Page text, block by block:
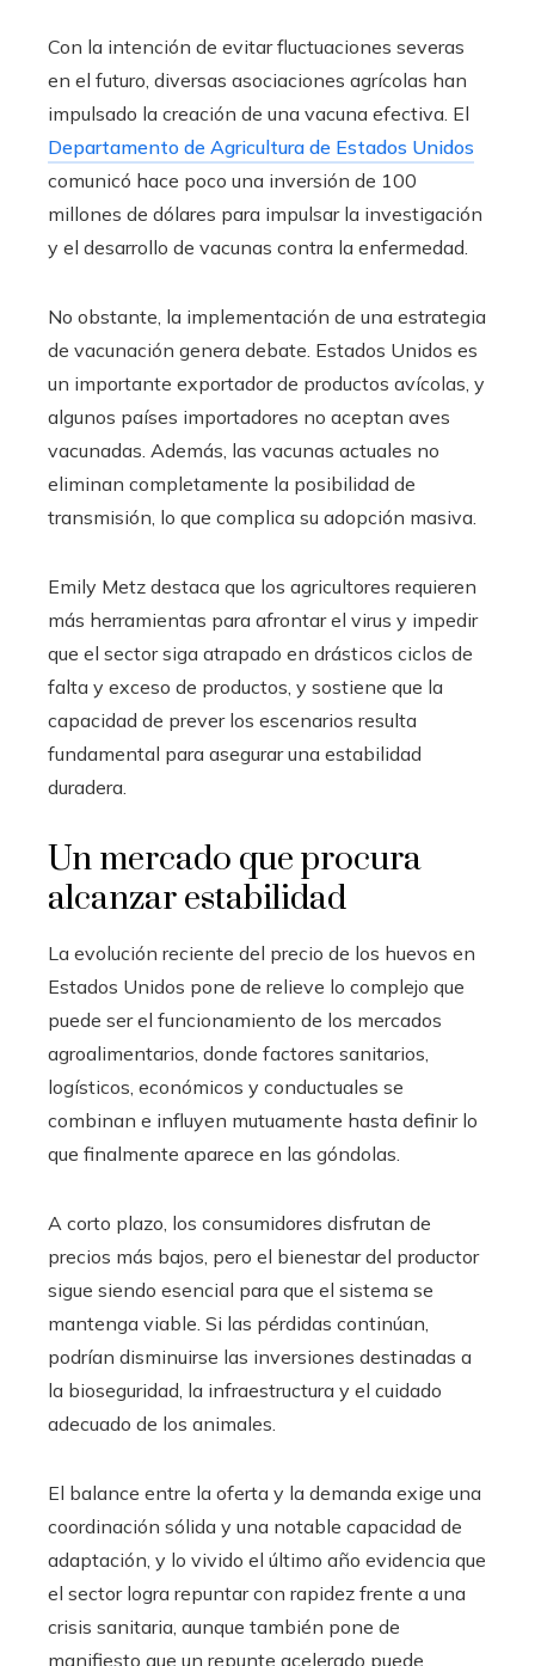
Con la intención de evitar fluctuaciones severas
en el futuro, diversas asociaciones agrícolas han
impulsado la creación de una vacuna efectiva. El
Departamento de Agricultura de Estados Unidos
comunicó hace poco una inversión de 100
millones de dólares para impulsar la investigación
y el desarrollo de vacunas contra la enfermedad.
No obstante, la implementación de una estrategia
de vacunación genera debate. Estados Unidos es
un importante exportador de productos avícolas, y
algunos países importadores no aceptan aves
vacunadas. Además, las vacunas actuales no
eliminan completamente la posibilidad de
transmisión, lo que complica su adopción masiva.
Emily Metz destaca que los agricultores requieren
más herramientas para afrontar el virus y impedir
que el sector siga atrapado en drásticos ciclos de
falta y exceso de productos, y sostiene que la
capacidad de prever los escenarios resulta
fundamental para asegurar una estabilidad
duradera.
Un mercado que procura
alcanzar estabilidad
La evolución reciente del precio de los huevos en
Estados Unidos pone de relieve lo complejo que
puede ser el funcionamiento de los mercados
agroalimentarios, donde factores sanitarios,
logísticos, económicos y conductuales se
combinan e influyen mutuamente hasta definir lo
que finalmente aparece en las góndolas.
A corto plazo, los consumidores disfrutan de
precios más bajos, pero el bienestar del productor
sigue siendo esencial para que el sistema se
mantenga viable. Si las pérdidas continúan,
podrían disminuirse las inversiones destinadas a
la bioseguridad, la infraestructura y el cuidado
adecuado de los animales.
El balance entre la oferta y la demanda exige una
coordinación sólida y una notable capacidad de
adaptación, y lo vivido el último año evidencia que
el sector logra repuntar con rapidez frente a una
crisis sanitaria, aunque también pone de
manifiesto que un repunte acelerado puede